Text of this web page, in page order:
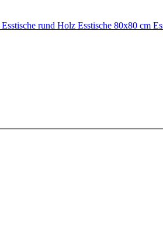
Esstische rund Holz Esstische 80x80 cm